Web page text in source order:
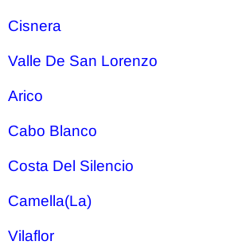
Cisnera
Valle De San Lorenzo
Arico
Cabo Blanco
Costa Del Silencio
Camella(La)
Vilaflor